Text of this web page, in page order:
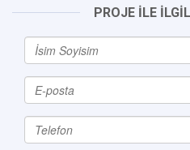
PROJE İLE